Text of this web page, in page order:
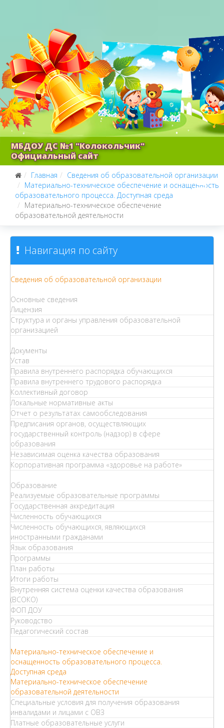
МБДОУ ДС №1 "Колокольчик"
Официальный сайт
Главная
Сведения об образовательной организации
Материально-техническое обеспечение и оснащенность
образовательного процесса. Доступная среда
Материально-техническое обеспечение
образовательной деятельности
Навигация по сайту
Сведения об образовательной организации
Основные сведения
Лицензия
Структура и органы управления образовательной
организацией
Документы
Устав
Правила внутреннего распорядка обучающихся
Правила внутреннего трудового распорядка
Коллективный договор
Локальные нормативные акты
Отчет о результатах самообследования
Предписания органов, осуществляющих
государственный контроль (надзор) в сфере
образования
Независимая оценка качества образования
Корпоративная программа «здоровье на работе»
Образование
Реализуемые образовательные программы
Государственная аккредитация
Численность обучающихся
Численность обучающихся, являющихся
иностранными гражданами
Язык образования
Программы
План работы
Итоги работы
Внутренняя система оценки качества образования
(ВСОКО)
ФОП ДОУ
Руководство
Педагогический состав
Материально-техническое обеспечение и
оснащенность образовательного процесса.
Доступная среда
Материально-техническое обеспечение
образовательной деятельности
Специальные условия для получения образования
инвалидами и лицами с ОВЗ
Платные образовательные услуги